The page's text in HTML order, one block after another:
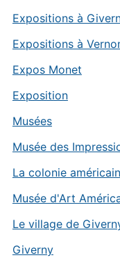
Expositions à
Expositions à
Expos Monet
Exposition
Musées
Musée des
La colonie
Musée d'Art
Le village de
Giverny